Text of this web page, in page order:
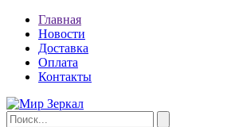
Главная
Новости
Доставка
Оплата
Контакты